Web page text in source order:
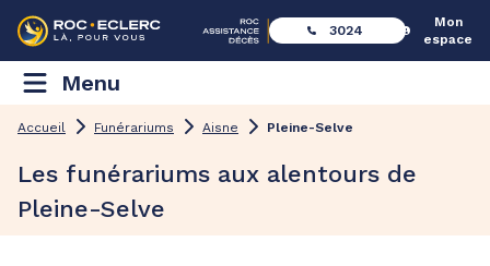
3024
Mon
espace
Menu
Accueil Funérariums Aisne Pleine-Selve
Les funérariums aux alentours de
Pleine-Selve